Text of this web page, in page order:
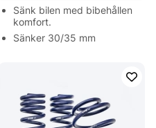
Sänk bilen med bibehållen
komfort.
Sänker 30/35 mm